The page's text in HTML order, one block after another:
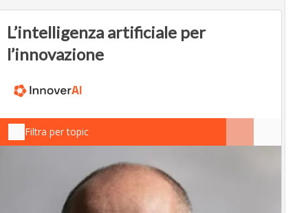
L’intelligenza artificiale per
l’innovazione
Filtra per topic